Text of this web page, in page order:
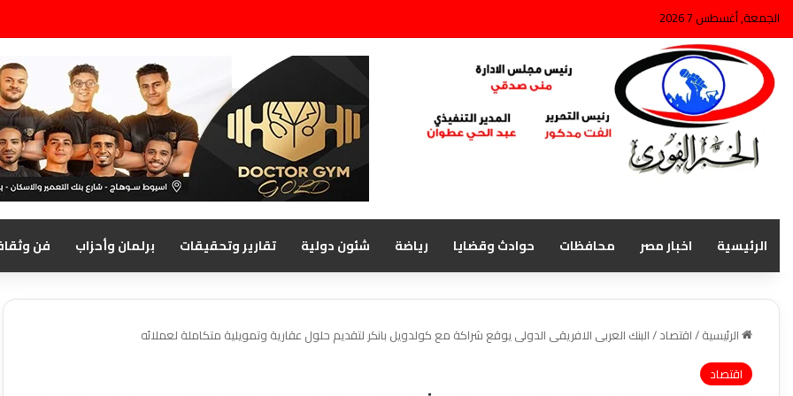
الجمعة, أغسطس 7 2026
الرئيسية اخبار مصر محافظات حوادث وقضايا رياضة شئون دولية تقارير وتحقيقات برلمان وأحزاب فن
الرئيسية/اقتصاد/البنك العربى الافريقى الدولى يوقع شراكة مع كولدويل بانكر لتقديم حلول عقارية وتمويلية متكاملة لعملائه
اقتصاد